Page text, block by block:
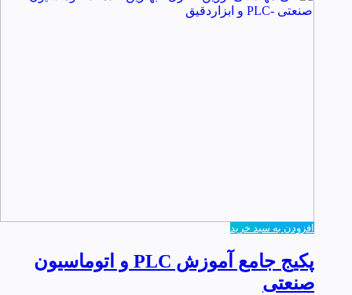
افزودن به سبد خرید
پکیج جامع آموزش PLC و اتوماسیون
صنعتی